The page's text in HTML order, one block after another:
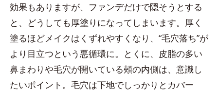
効果もありますが、ファンデだけで隠そうとする
と、どうしても厚塗りになってしまいます。厚く
塗るほどメイクはくずれやすくなり、“毛穴落ち”が
より目立つという悪循環に。とくに、皮脂の多い
鼻まわりや毛穴が開いている頰の内側は、意識し
たいポイント。毛穴は下地でしっかりとカバー